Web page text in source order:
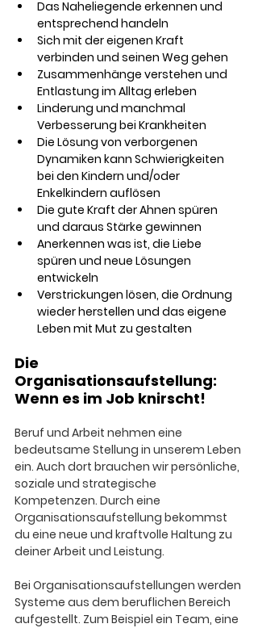
Das Naheliegende erkennen und
entsprechend handeln
Sich mit der eigenen Kraft
verbinden und seinen Weg gehen
Zusammenhänge verstehen und
Entlastung im Alltag erleben
Linderung und manchmal
Verbesserung bei Krankheiten
Die Lösung von verborgenen
Dynamiken kann Schwierigkeiten
bei den Kindern und/oder
Enkelkindern auflösen
Die gute Kraft der Ahnen spüren
und daraus Stärke gewinnen
Anerkennen was ist, die Liebe
spüren und neue Lösungen
entwickeln
Verstrickungen lösen, die Ordnung
wieder herstellen und das eigene
Leben mit Mut zu gestalten
Die
Organisationsaufstellung:
Wenn es im Job knirscht!
Beruf und Arbeit nehmen eine
bedeutsame Stellung in unserem Leben
ein. Auch dort brauchen wir persönliche,
soziale und strategische
Kompetenzen. Durch eine
Organisationsaufstellung bekommst
du eine neue und kraftvolle Haltung zu
deiner Arbeit und Leistung.
Bei Organisationsaufstellungen werden
Systeme aus dem beruflichen Bereich
aufgestellt. Zum Beispiel ein Team, eine